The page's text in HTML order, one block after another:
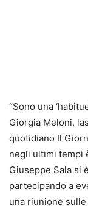
“Sono una
Giorgia Meloni,
quotidiano Il
negli ultimi tempi
Giuseppe Sala si
partecipando a
una riunione